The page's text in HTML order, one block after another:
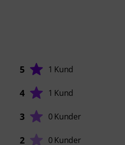
5 1 Kund
4 1 Kund
3 0 Kunder
2 0 Kunder